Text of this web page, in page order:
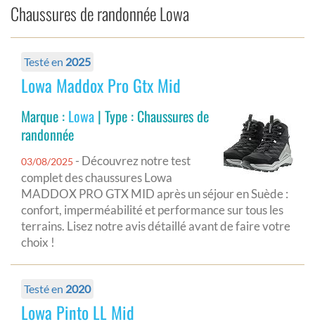
Chaussures de randonnée Lowa
Testé en 2025
Lowa Maddox Pro Gtx Mid
Marque : Lowa | Type : Chaussures de
randonnée
03/08/2025 - Découvrez notre test
complet des chaussures Lowa
MADDOX PRO GTX MID après un séjour en Suède :
confort, imperméabilité et performance sur tous les
terrains. Lisez notre avis détaillé avant de faire votre
choix !
Testé en 2020
Lowa Pinto LL Mid